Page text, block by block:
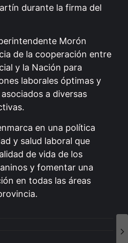
durante la firma del
Morón
de la cooperación entre
y la Nación para
laborales óptimas y
a diversas
en una política
y salud laboral que
de vida de los
y fomentar una
en todas las áreas